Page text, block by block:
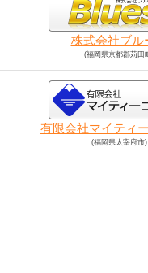
株式会社ブル
(福岡県京都郡苅田
有限会社マイティ
(福岡県太宰府市)